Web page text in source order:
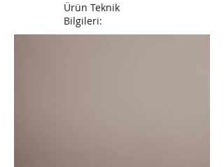
Ürün Teknik
Bilgileri: